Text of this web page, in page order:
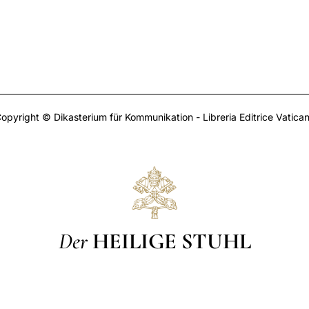
© Dikasterium für Kommunikation - Libreria Editrice
Der HEILIGE STUHL